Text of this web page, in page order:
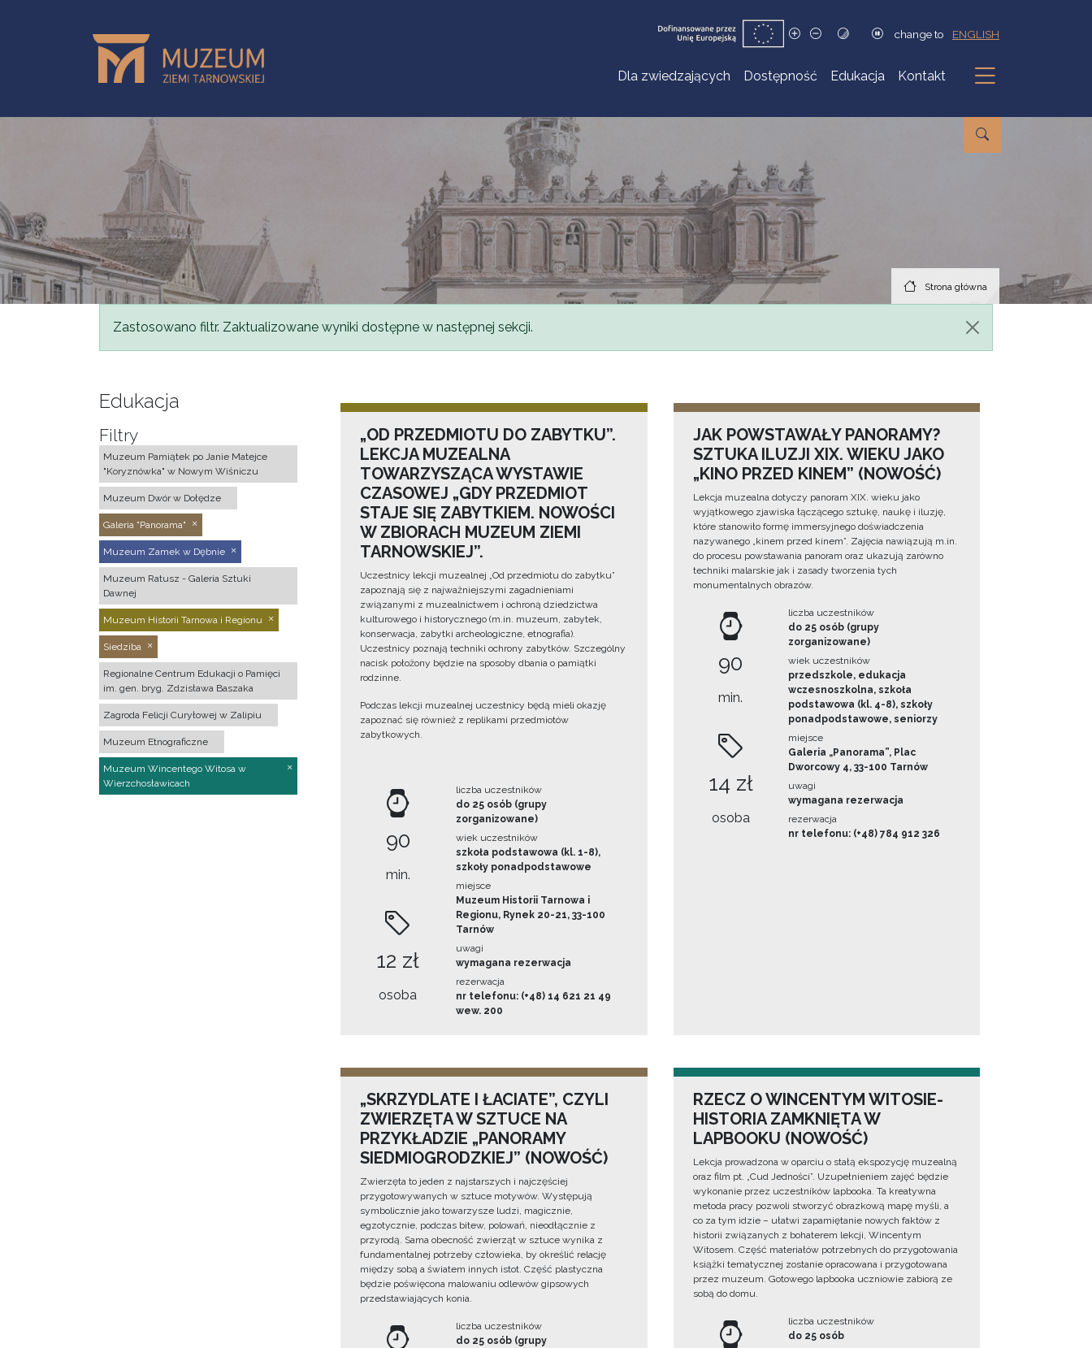
change to ENGLISH
Dla zwiedzających Dostępność Edukacja Kontakt
Podmenu
Strona główna
Komunikat
Zastosowano filtr. Zaktualizowane wyniki dostępne w następnej sekcji.
Edukacja
Filtry
Muzeum Pamiątek po Janie Matejce
"Koryznówka" w Nowym Wiśniczu
Muzeum Dwór w Dołędze
Galeria "Panorama"
Muzeum Zamek w Dębnie
Muzeum Ratusz - Galeria Sztuki
Dawnej
Muzeum Historii Tarnowa i Regionu
Siedziba
Regionalne Centrum Edukacji o Pamięci
im. gen. bryg. Zdzisława Baszaka
Zagroda Felicji Curyłowej w Zalipiu
Muzeum Etnograficzne
Muzeum Wincentego Witosa w
Wierzchosławicach
„OD PRZEDMIOTU DO ZABYTKU”.
LEKCJA MUZEALNA
TOWARZYSZĄCA WYSTAWIE
CZASOWEJ „GDY PRZEDMIOT
STAJE SIĘ ZABYTKIEM. NOWOŚCI
W ZBIORACH MUZEUM ZIEMI
TARNOWSKIEJ”.
Uczestnicy lekcji muzealnej „Od przedmiotu do zabytku”
zapoznają się z najważniejszymi zagadnieniami
związanymi z muzealnictwem i ochroną dziedzictwa
kulturowego i historycznego (m.in. muzeum, zabytek,
konserwacja, zabytki archeologiczne, etnografia).
Uczestnicy poznają techniki ochrony zabytków. Szczególny
nacisk położony będzie na sposoby dbania o pamiątki
rodzinne.
Podczas lekcji muzealnej uczestnicy będą mieli okazję
zapoznać się również z replikami przedmiotów
zabytkowych.
90
min.
12 zł
osoba
liczba uczestników
do 25 osób (grupy
zorganizowane)
wiek uczestników
szkoła podstawowa (kl. 1-8),
szkoły ponadpodstawowe
miejsce
Muzeum Historii Tarnowa i
Regionu, Rynek 20-21, 33-100
Tarnów
uwagi
wymagana rezerwacja
rezerwacja
nr telefonu: (+48) 14 621 21 49
wew. 200
JAK POWSTAWAŁY PANORAMY?
SZTUKA ILUZJI XIX. WIEKU JAKO
„KINO PRZED KINEM” (NOWOŚĆ)
Lekcja muzealna dotyczy panoram XIX. wieku jako
wyjątkowego zjawiska łączącego sztukę, naukę i iluzję,
które stanowiło formę immersyjnego doświadczenia
nazywanego „kinem przed kinem”. Zajęcia nawiązują m.in.
do procesu powstawania panoram oraz ukazują zarówno
techniki malarskie jak i zasady tworzenia tych
monumentalnych obrazów.
90
min.
14 zł
osoba
liczba uczestników
do 25 osób (grupy
zorganizowane)
wiek uczestników
przedszkole, edukacja
wczesnoszkolna, szkoła
podstawowa (kl. 4-8), szkoły
ponadpodstawowe, seniorzy
miejsce
Galeria „Panorama”, Plac
Dworcowy 4, 33-100 Tarnów
uwagi
wymagana rezerwacja
rezerwacja
nr telefonu: (+48) 784 912 326
„SKRZYDLATE I ŁACIATE”, CZYLI
ZWIERZĘTA W SZTUCE NA
PRZYKŁADZIE „PANORAMY
SIEDMIOGRODZKIEJ” (NOWOŚĆ)
Zwierzęta to jeden z najstarszych i najczęściej
przygotowywanych w sztuce motywów. Występują
symbolicznie jako towarzysze ludzi, magicznie,
egzotycznie, podczas bitew, polowań, nieodłącznie z
przyrodą. Sama obecność zwierząt w sztuce wynika z
fundamentalnej potrzeby człowieka, by określić relację
między sobą a światem innych istot. Część plastyczna
będzie poświęcona malowaniu odlewów gipsowych
przedstawiających konia.
liczba uczestników
do 25 osób (grupy
RZECZ O WINCENTYM WITOSIE-
HISTORIA ZAMKNIĘTA W
LAPBOOKU (NOWOŚĆ)
Lekcja prowadzona w oparciu o stałą ekspozycję muzealną
oraz film pt. „Cud Jedności”. Uzupełnieniem zajęć będzie
wykonanie przez uczestników lapbooka. Ta kreatywna
metoda pracy pozwoli stworzyć obrazkową mapę myśli, a
co za tym idzie – ułatwi zapamiętanie nowych faktów z
historii związanych z bohaterem lekcji, Wincentym
Witosem. Część materiałów potrzebnych do przygotowania
książki tematycznej zostanie opracowana i przygotowana
przez muzeum. Gotowego lapbooka uczniowie zabiorą ze
sobą do domu.
liczba uczestników
do 25 osób